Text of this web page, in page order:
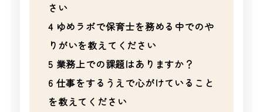
さい
4ゆめラボで保育士を務める中でのや
りがいを教えてください
5 業務上での課題はありますか？
6 仕事をするうえで心がけていること
を教えてください